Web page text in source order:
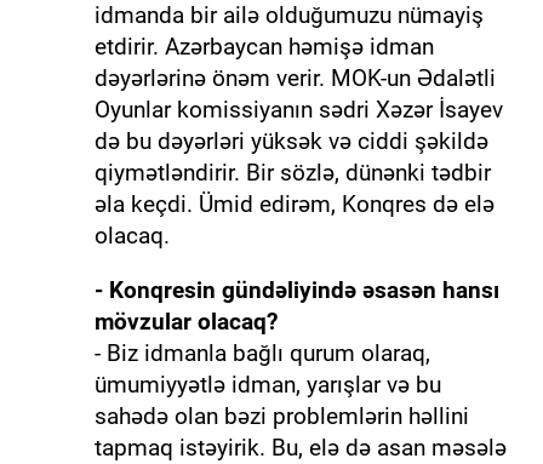
idmanda bir ailə olduğumuzu nümayiş
etdirir. Azərbaycan həmişə idman
dəyərlərinə önəm verir. MOK-un Ədalətli
Oyunlar komissiyanın sədri Xəzər İsayev
də bu dəyərləri yüksək və ciddi şəkildə
qiymətləndirir. Bir sözlə, dünənki tədbir
əla keçdi. Ümid edirəm, Konqres də elə
olacaq.
- Konqresin gündəliyində əsasən hansı
mövzular olacaq?
- Biz idmanla bağlı qurum olaraq,
ümumiyyətlə idman, yarışlar və bu
sahədə olan bəzi problemlərin həllini
tapmaq istəyirik. Bu, elə də asan məsələ